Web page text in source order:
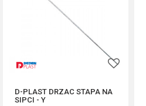
D-PLAST DRZAC STAPA NA
SIPCI - Y